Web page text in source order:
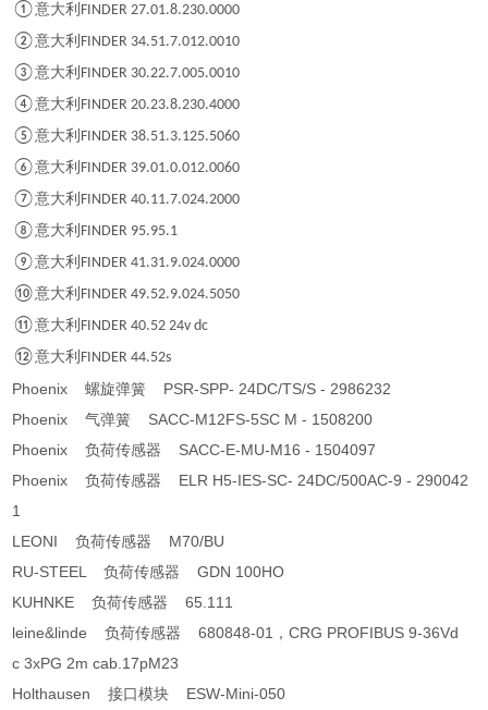
①意大利 FINDER 27.01.8.230.0000
②意大利 FINDER 34.51.7.012.0010
③意大利 FINDER 30.22.7.005.0010
④意大利 FINDER 20.23.8.230.4000
⑤意大利 FINDER 38.51.3.125.5060
⑥意大利 FINDER 39.01.0.012.0060
⑦意大利 FINDER 40.11.7.024.2000
⑧意大利 FINDER 95.95.1
⑨意大利 FINDER 41.31.9.024.0000
⑩意大利 FINDER 49.52.9.024.5050
⑪意大利 FINDER 40.52 24v dc
⑫意大利 FINDER 44.52s
Phoenix 螺旋弹簧 PSR-SPP- 24DC/TS/S - 2986232
Phoenix 气弹簧 SACC-M12FS-5SC M - 1508200
Phoenix 负荷传感器 SACC-E-MU-M16 - 1504097
Phoenix 负荷传感器 ELR H5-IES-SC- 24DC/500AC-9 - 290042
1
LEONI 负荷传感器 M70/BU
RU-STEEL 负荷传感器 GDN 100HO
KUHNKE 负荷传感器 65.111
leine&linde 负荷传感器 680848-01，CRG PROFIBUS 9-36Vd
c 3xPG 2m cab.17pM23
Holthausen 接口模块 ESW-Mini-050